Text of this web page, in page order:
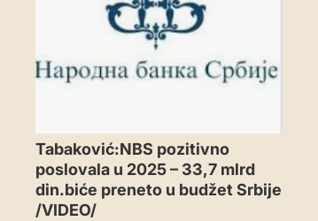
Tabaković:NBS pozitivno
poslovala u 2025 – 33,7 mlrd
din.biće preneto u budžet Srbije
/VIDEO/